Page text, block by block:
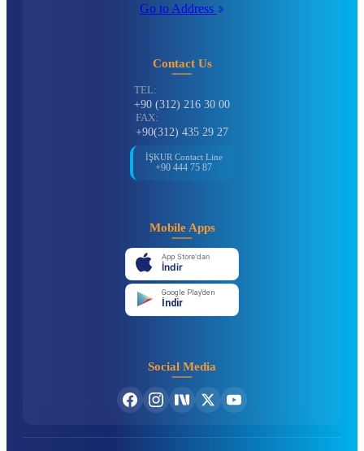
Go to Address
Contact Us
TEL:
+90 (312) 216 30 00
FAX:
+90(312) 435 29 27
İŞKUR Contact Line
+90 444 75 87
Mobile Apps
App Store'dan
İndir
Google Play'den
İndir
Social Media